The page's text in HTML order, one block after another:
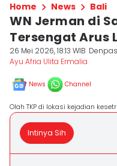
Home News Bali
WN Jerman di
Tersengat Arus
26 Mei 2026, 18:13 WIB
Ayu Afria Ulita Ermalia
News Channel
Olah TKP di lokasi kejadian
Intinya Sih